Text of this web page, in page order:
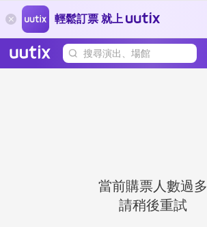
輕鬆訂票 就上
搜尋演出、場館
當前購票人數過多
請稍後重試